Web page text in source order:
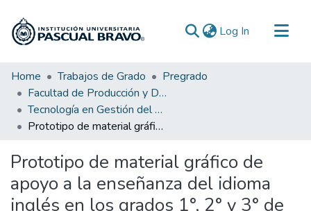
Log In (current)
Communities & Collections
All of DSpace
Statistics
Home Trabajos de Grado
Pregrado
Facultad de Producción y Diseño
Tecnología en Gestión del Diseño Gráfico
Prototipo de material gráfico de apoyo a la enseñanza del idioma inglés en los grados 1°, 2° y 3° de las Instituciones Educativas públicas de Medellín
Prototipo de material gráfico de
apoyo a la enseñanza del idioma
inglés en los grados 1°, 2° y 3° de